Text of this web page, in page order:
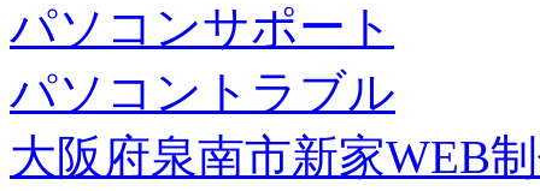
パソコンサポート
パソコントラブル
大阪府泉南市新家WEB